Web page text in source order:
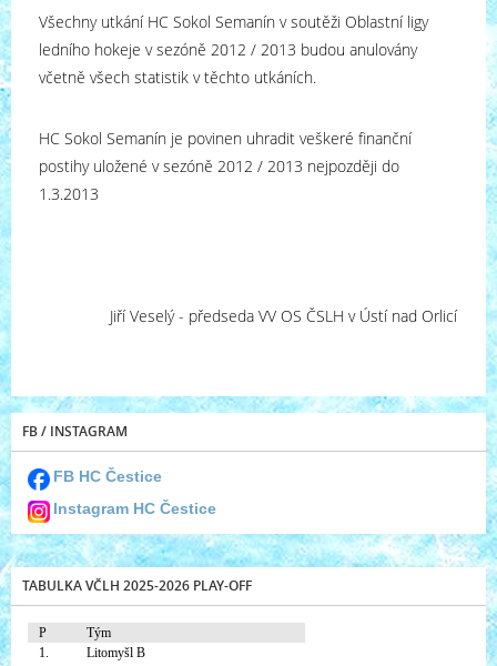
Všechny utkání HC Sokol Semanín v soutěži Oblastní ligy
ledního hokeje v sezóně 2012 / 2013 budou anulovány
včetně všech statistik v těchto utkáních.
HC Sokol Semanín je povinen uhradit veškeré finanční
postihy uložené v sezóně 2012 / 2013 nejpozději do
1.3.2013
Jiří Veselý - předseda VV OS ČSLH v Ústí nad Orlicí
FB / INSTAGRAM
FB HC Čestice
Instagram HC Čestice
TABULKA VČLH 2025-2026 PLAY-OFF
P
Tým
1.
Litomyšl B